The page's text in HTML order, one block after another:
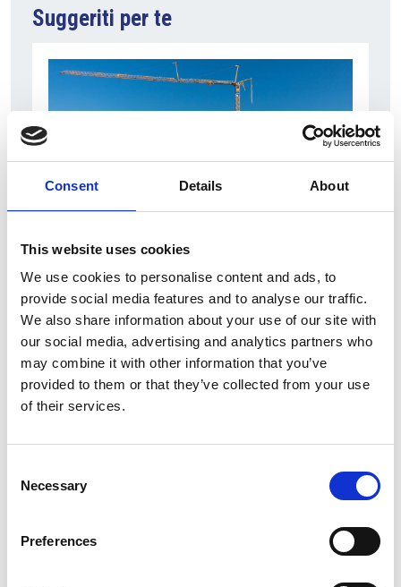
Consent Details About
This website uses cookies
We use cookies to personalise content and ads, to
provide social media features and to analyse our traffic.
We also share information about your use of our site with
our social media, advertising and analytics partners who
may combine it with other information that you’ve
provided to them or that they’ve collected from your use
of their services.
Selection
Necessary
Preferences
Suggeriti per te
7 Agosto 2026
Nel primo semestre è aumentata fortemente la
costruzione di nuove abitazioni
Repubblica Ceca